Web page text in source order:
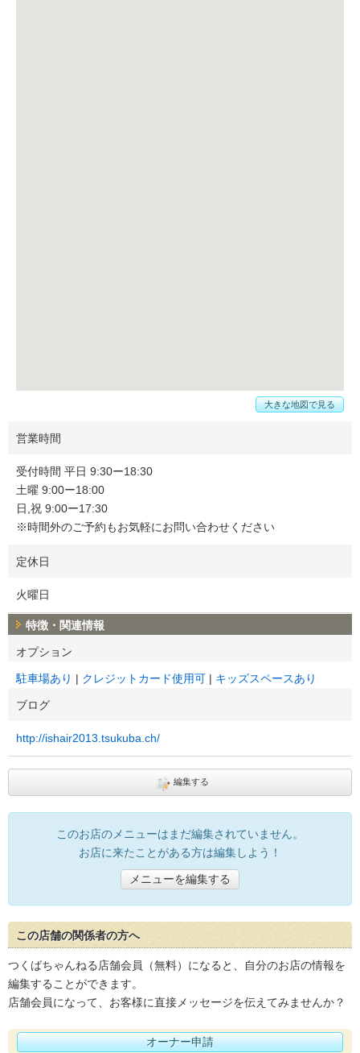
大きな地図で見る
営業時間
受付時間 平日 9:30ー18:30
土曜 9:00ー18:00
日,祝 9:00ー17:30
※時間外のご予約もお気軽にお問い合わせください
定休日
火曜日
特徴・関連情報
オプション
駐車場あり クレジットカード使用可 キッズスペースあり
ブログ
http://ishair2013.tsukuba.ch/
編集する
このお店のメニューはまだ編集されていません。
お店に来たことがある方は編集しよう！
メニューを編集する
この店舗の関係者の方へ
つくばちゃんねる店舗会員（無料）になると、自分のお店の情報を
編集することができます。
店舗会員になって、お客様に直接メッセージを伝えてみませんか？
オーナー申請